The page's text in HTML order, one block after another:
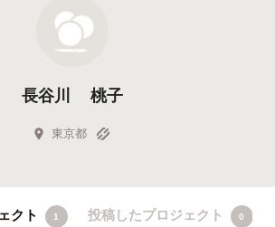
長谷川 桃子
東京都
クト 1 投稿したプロジェクト 0